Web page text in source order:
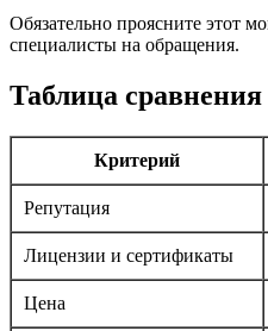
Обязательно проясните этот
специалисты на обращения.
Таблица
Критерий
Репутация
Лицензии и сертификаты
Цена